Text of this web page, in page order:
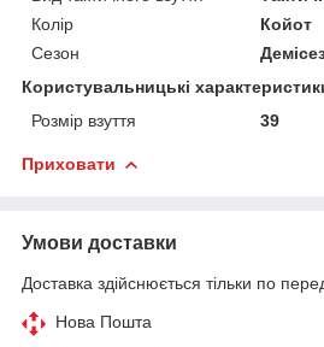
Колір
Койот
Сезон
Користувальницькі
Розмір взуття
39
Приховати
Умови доставки
Доставка здійснюється тільки по
Нова Пошта